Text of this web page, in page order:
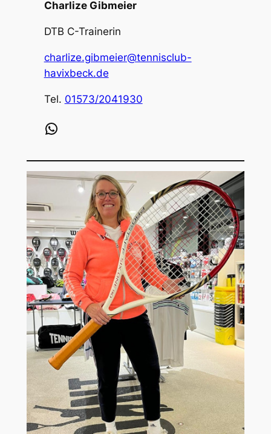
Charlize Gibmeier
DTB C-Trainerin
charlize.gibmeier@tennisclub-
havixbeck.de
Tel. 01573/2041930
WhatsApp